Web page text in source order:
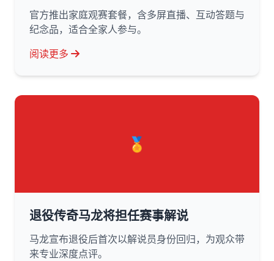
官方推出家庭观赛套餐，含多屏直播、互动答题与
纪念品，适合全家人参与。
阅读更多
🏅
退役传奇马龙将担任赛事解说
马龙宣布退役后首次以解说员身份回归，为观众带
来专业深度点评。